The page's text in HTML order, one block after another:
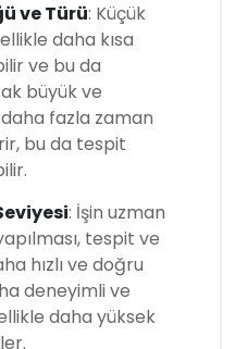
ve Türü: Küçük
daha kısa
ve bu da
büyük ve
fazla zaman
bu da tespit
: İşin uzman
tespit ve
hızlı ve doğru
deneyimli ve
daha yüksek